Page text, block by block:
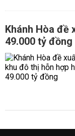
Khánh Hòa đề
49.000 tỷ đồng